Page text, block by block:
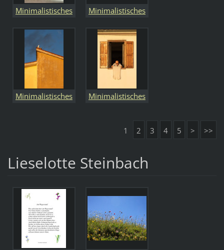
Minimalistisches Minimalistisches
Minimalistisches Minimalistisches
1 2 3 4 5 > >>
Lieselotte Steinbach